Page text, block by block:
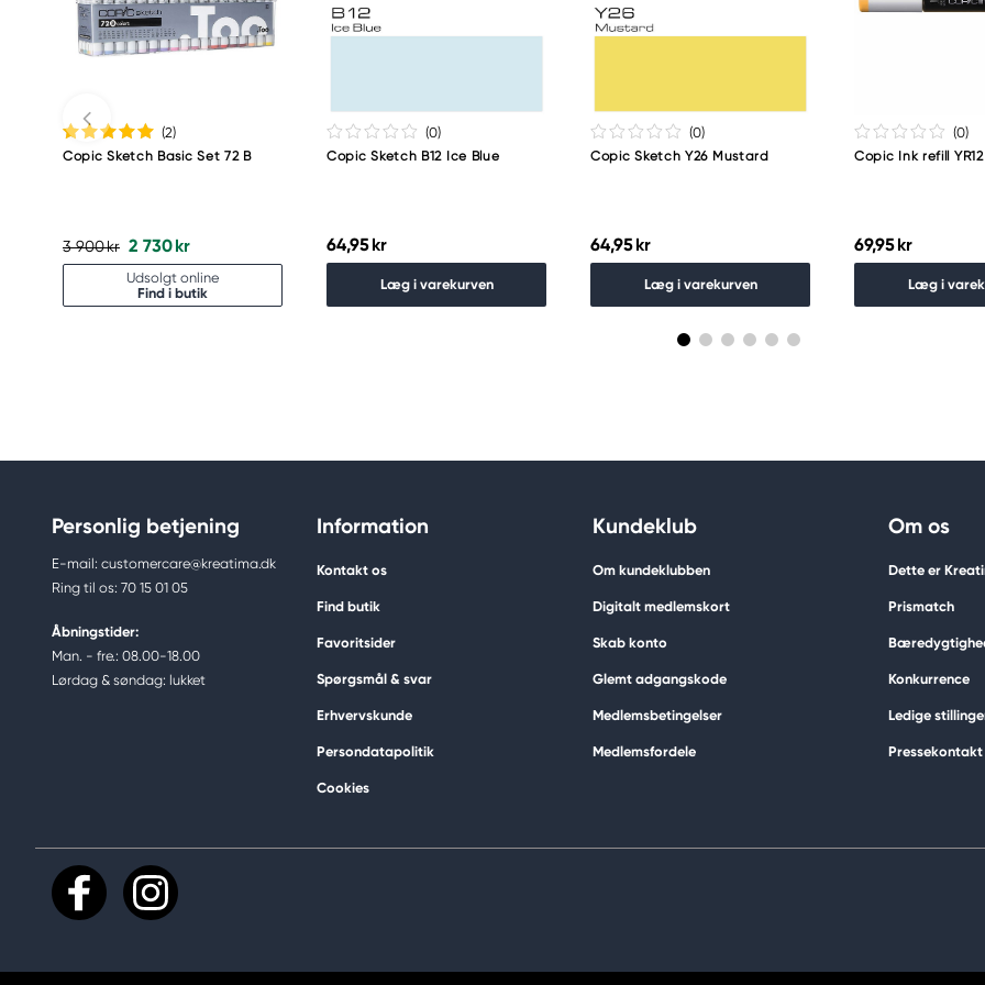
Meguro Higashiyama Bldg., 1-4-4 Higashiyama, Meguro-ku
Tokyo 153-0043 Japan
(2)
Copic Sketch Basic Set 72 B
3 900 kr 2 730 kr
Udsolgt online
Find i butik
(0)
Copic Sketch B12 Ice Blue
64,95 kr
Læg i varekurven
(0)
Copic Sketch Y26 Mustard
64,95 kr
Læg i varekurven
(0)
Copic Ink refill
69,95 kr
Læg i
Personlig betjening
E-mail: customercare@kreatima.dk
Ring til os: 70 15 01 05
Åbningstider:
Man. - fre.: 08.00-18.00
Lørdag & søndag: lukket
Information
Kontakt os
Find butik
Favoritsider
Spørgsmål & svar
Erhvervskunde
Persondatapolitik
Cookies
Kundeklub
Om kundeklubben
Digitalt medlemskort
Skab konto
Glemt adgangskode
Medlemsbetingelser
Medlemsfordele
Om os
Dette er
Prismatch
Konkurrence
Ledige
Pressekontakt